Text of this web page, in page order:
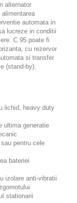
alternator
automata in
lucreze in conditii
C 95 poate fi
cu rezervor
si transfer
(stand-by).
lichid, heavy duty
ultima generatie
pentru cele
bateriei
izolare anti-vibratii
stationarii